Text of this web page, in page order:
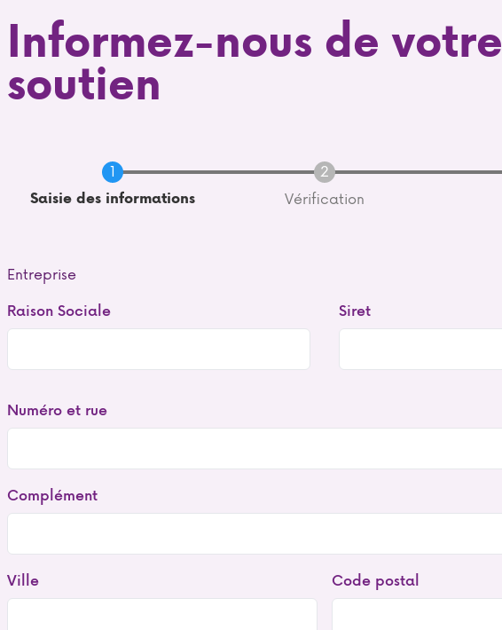
Informez-nous de votre
soutien
Actuel
Saisie des informations Vérification
Entreprise
Raison Sociale Siret
postale
Numéro et rue
Complément
Ville Code postal